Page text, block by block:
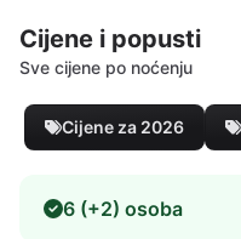
Cijene i popusti
Sve cijene po noćenju
Cijene za 2026
6 (+2) osoba